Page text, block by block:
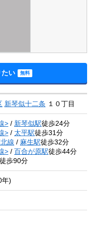
い
新琴似十二条 １０丁目
> / 新琴似駅徒歩24分
> / 太平駅徒歩31分
線 / 麻生駅徒歩32分
> / 百合が原駅徒歩44分
徒歩90分
年)